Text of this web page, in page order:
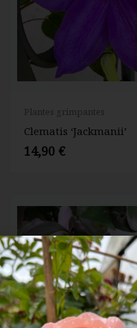
Plantes grimpantes
Clematis ‘Jackmanii’
14,90 €